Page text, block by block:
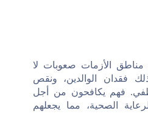
مناطق الأزمات صعوبات لا
فقدان الوالدين، ونقص
فهم يكافحون من أجل
الصحية، مما يجعلهم